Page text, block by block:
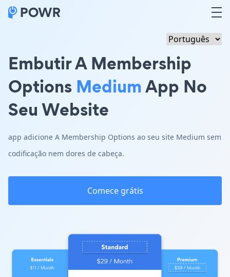
Embutir A Membership
Options MediumApp No
Seu Website
app adicione A Membership Options ao seu site Medium sem
codificação nem dores de cabeça.
Comece grátis